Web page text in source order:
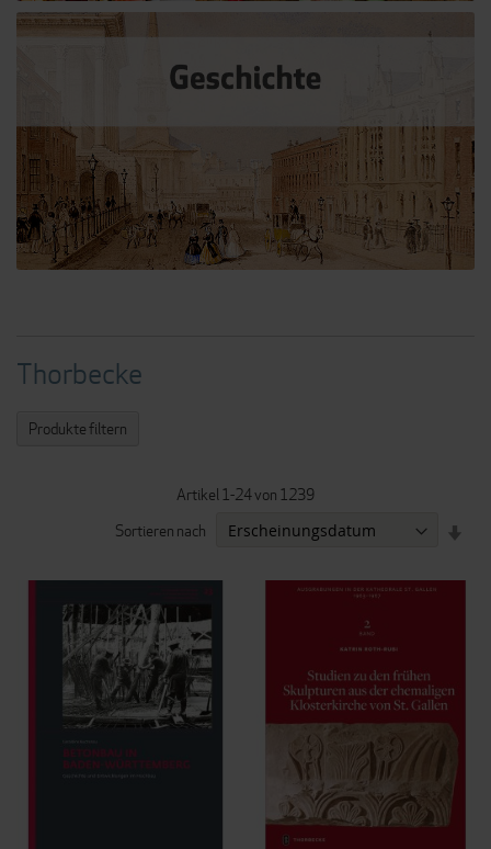
Thorbecke
Artikel1-24von 1239
Sortieren nach
Produkte filtern